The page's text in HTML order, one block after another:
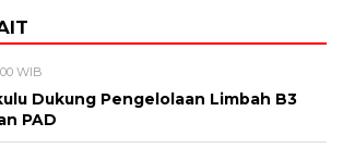
WIB
Dukung Pengelolaan Limbah B3
PAD